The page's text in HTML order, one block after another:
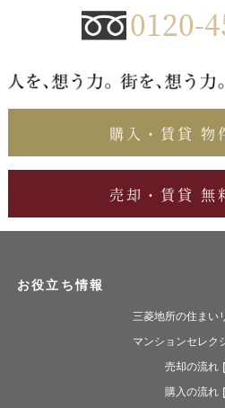
0120-
購入・賃貸 物
売却・賃貸 無
お役立ち情報
三菱地所の住まい
マンションセレク
売却の流れ
購入の流れ